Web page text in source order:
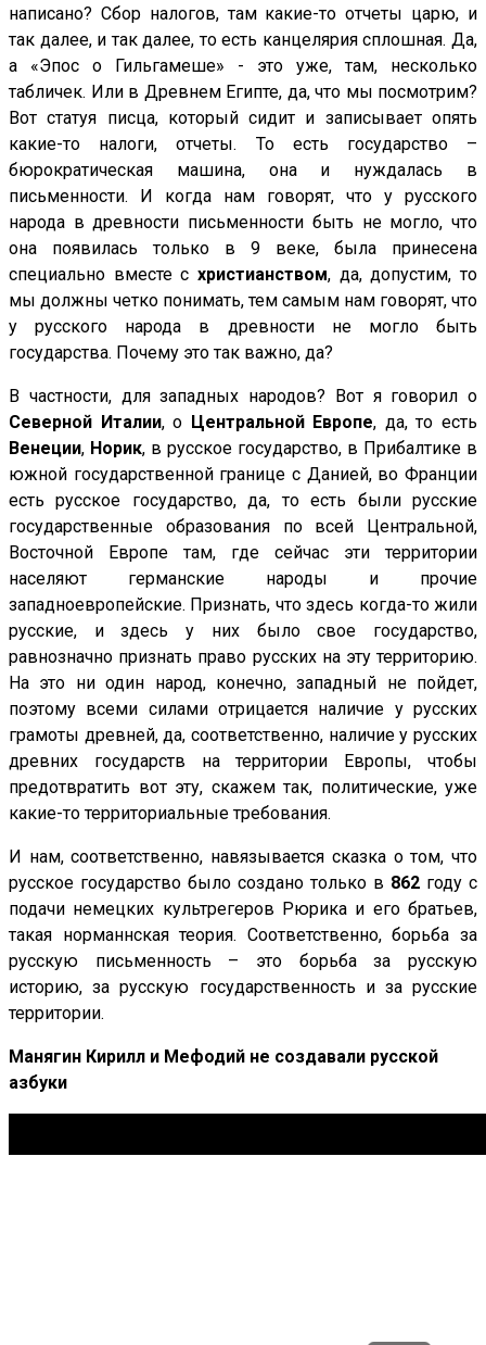
написано? Сбор налогов, там какие-то отчеты царю, и
так далее, и так далее, то есть канцелярия сплошная. Да,
а «Эпос о Гильгамеше» - это уже, там, несколько
табличек. Или в Древнем Египте, да, что мы посмотрим?
Вот статуя писца, который сидит и записывает опять
какие-то налоги, отчеты. То есть государство –
бюрократическая машина, она и нуждалась в
письменности. И когда нам говорят, что у русского
народа в древности письменности быть не могло, что
она появилась только в 9 веке, была принесена
специально вместе с христианством, да, допустим, то
мы должны четко понимать, тем самым нам говорят, что
у русского народа в древности не могло быть
государства. Почему это так важно, да?
В частности, для западных народов? Вот я говорил о
Северной Италии, о Центральной Европе, да, то есть
Венеции, Норик, в русское государство, в Прибалтике в
южной государственной границе с Данией, во Франции
есть русское государство, да, то есть были русские
государственные образования по всей Центральной,
Восточной Европе там, где сейчас эти территории
населяют германские народы и прочие
западноевропейские. Признать, что здесь когда-то жили
русские, и здесь у них было свое государство,
равнозначно признать право русских на эту территорию.
На это ни один народ, конечно, западный не пойдет,
поэтому всеми силами отрицается наличие у русских
грамоты древней, да, соответственно, наличие у русских
древних государств на территории Европы, чтобы
предотвратить вот эту, скажем так, политические, уже
какие-то территориальные требования.
И нам, соответственно, навязывается сказка о том, что
русское государство было создано только в 862 году с
подачи немецких культрегеров Рюрика и его братьев,
такая норманнская теория. Соответственно, борьба за
русскую письменность – это борьба за русскую
историю, за русскую государственность и за русские
территории.
Манягин Кирилл и Мефодий не создавали русской
азбуки